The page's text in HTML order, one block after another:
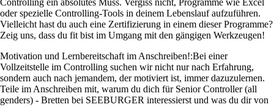
Controlling ein absolutes Muss. Vergiss nicht, Programme wie Excel
oder spezielle Controlling-Tools in deinem Lebenslauf aufzuführen.
Vielleicht hast du auch eine Zertifizierung in einem dieser Programme?
Zeig uns, dass du fit bist im Umgang mit den gängigen Werkzeugen!
Motivation und Lernbereitschaft im Anschreiben!:Bei einer
Vollzeitstelle im Controlling suchen wir nicht nur nach Erfahrung,
sondern auch nach jemandem, der motiviert ist, immer dazuzulernen.
Teile im Anschreiben mit, warum du dich für Senior Controller (all
genders) - Bretten bei SEEBURGER interessierst und was du dir von